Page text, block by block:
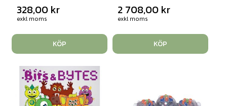
328,00 kr
exkl moms
KÖP
2 708,00 kr
exkl moms
KÖP